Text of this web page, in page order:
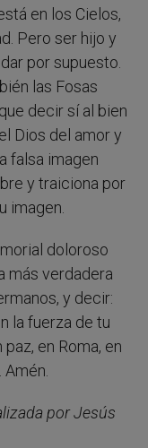
en los Cielos,
Pero ser hijo y
por supuesto.
las Fosas
decir sí al bien
Dios del amor y
falsa imagen
y traiciona por
imagen.
doloroso
más verdadera
y decir:
la fuerza de tu
en Roma, en
Amén.
por Jesús